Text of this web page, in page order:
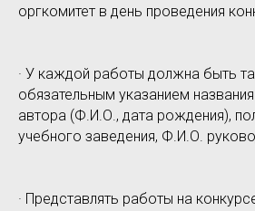
оргкомитет в день проведения
· У каждой работы должна быть
обязательным указанием
автора (Ф.И.О., дата рождения),
учебного заведения, Ф.И.О.
· Представлять работы на